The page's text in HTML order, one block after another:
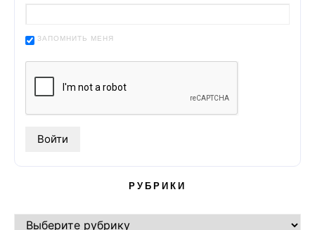
ЗАПОМНИТЬ МЕНЯ
РУБРИКИ